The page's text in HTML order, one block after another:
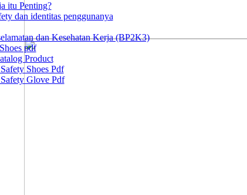
itu Penting?
dan identitas penggunanya
dan Kesehatan Kerja (BP2K3)
pdf
Product
Shoes Pdf
Glove Pdf